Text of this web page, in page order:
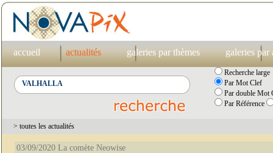
accueil actualités galeries par thèmes galeries par
Recherche large
Par Mot Clef
Par double Mot
Par Référence
> toutes les actualités
03/09/2020 La comète Neowise